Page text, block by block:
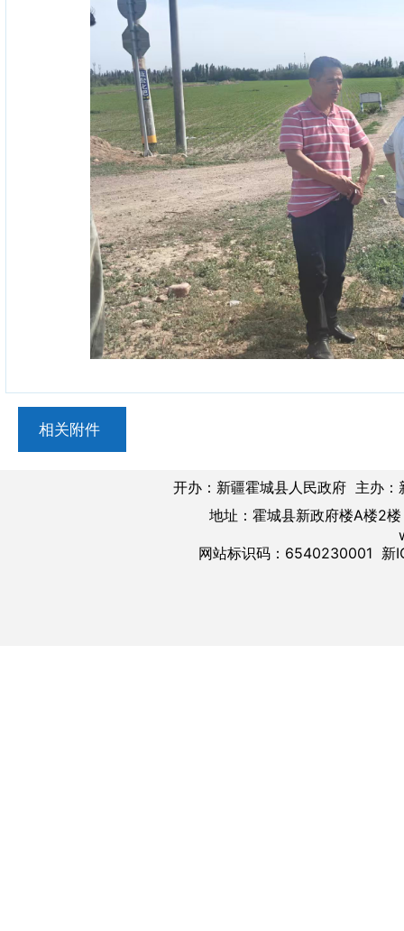
相关附件
开办：新疆霍城县人民政府 主办
地址：霍城县新政府楼A楼
网站标识码：6540230001 新